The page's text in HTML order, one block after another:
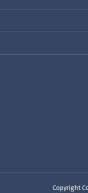
Copyright